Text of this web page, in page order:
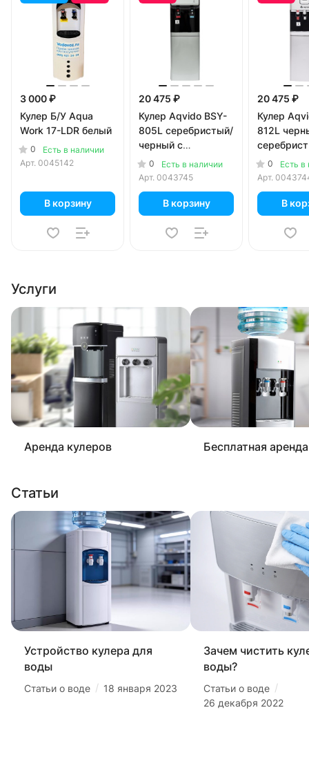
3 000 ₽
Кулер Б/У Aqua
Work 17-LDR белый
0
Есть в наличии
Арт. 0045142
В корзину
20 475 ₽
Кулер Aqvido BSY-
805L серебристый/
черный с
компрессорным
охлаждением
0
Есть в наличии
Арт. 0043745
В корзину
20 475 ₽
Кулер
812L
0
Есть в
Арт.
В
Услуги
Аренда кулеров Бесплатная
Статьи
Устройство кулера для
воды
Статьи о воде / 18 января 2023
Зачем чистить
воды?
Статьи о воде /
26 декабря 2022